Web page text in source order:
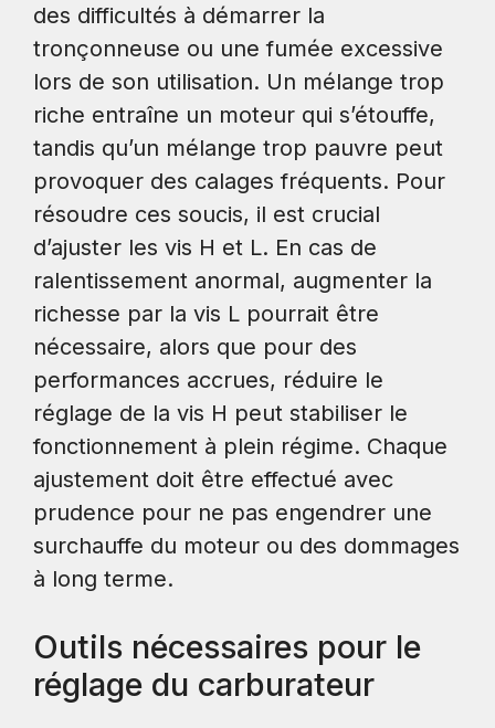
des difficultés à démarrer la
tronçonneuse ou une fumée excessive
lors de son utilisation. Un mélange trop
riche entraîne un moteur qui s’étouffe,
tandis qu’un mélange trop pauvre peut
provoquer des calages fréquents. Pour
résoudre ces soucis, il est crucial
d’ajuster les vis H et L. En cas de
ralentissement anormal, augmenter la
richesse par la vis L pourrait être
nécessaire, alors que pour des
performances accrues, réduire le
réglage de la vis H peut stabiliser le
fonctionnement à plein régime. Chaque
ajustement doit être effectué avec
prudence pour ne pas engendrer une
surchauffe du moteur ou des dommages
à long terme.
Outils nécessaires pour le
réglage du carburateur